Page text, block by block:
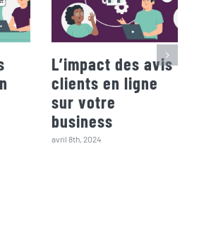
L’impact des avis
clients en ligne
sur votre
business
avril 8th, 2024